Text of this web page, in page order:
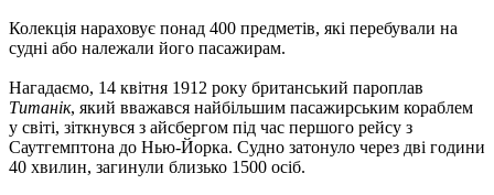
Колекція нараховує понад 400 предметів, які перебували на
судні або належали його пасажирам.
Нагадаємо, 14 квітня 1912 року британський пароплав
Титанік, який вважався найбільшим пасажирським кораблем
у світі, зіткнувся з айсбергом під час першого рейсу з
Саутгемптона до Нью-Йорка. Судно затонуло через дві години
40 хвилин, загинули близько 1500 осіб.